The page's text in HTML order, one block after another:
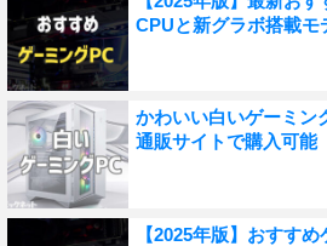
CPUと新グラボ搭載モ
かわいい白いゲーミン
通販サイトで購入可能
【2025年版】おすす